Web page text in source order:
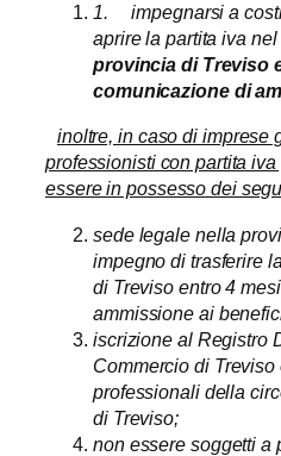
1.impegnarsi a
aprire la partita iva
provincia di Treviso
comunicazione di
inoltre, in caso di imprese
professionisti con partita
essere in possesso dei
sede legale nella
impegno di trasferire
di Treviso entro 4
ammissione ai
iscrizione al Registro
Commercio di
professionali della
di Treviso;
non essere soggetti a